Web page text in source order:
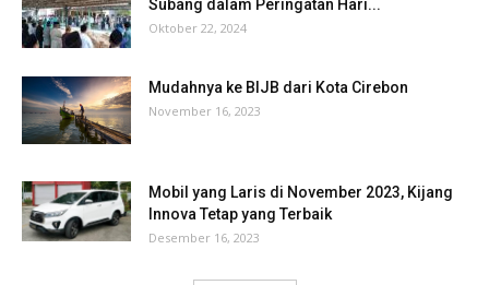
Subang dalam Peringatan Hari...
Oktober 22, 2024
Mudahnya ke BIJB dari Kota Cirebon
November 16, 2023
Mobil yang Laris di November 2023, Kijang
Innova Tetap yang Terbaik
Desember 16, 2023